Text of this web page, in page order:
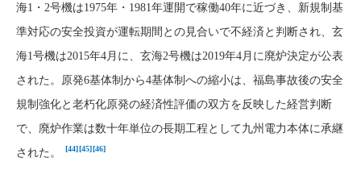
海1・2号機は1975年・1981年運開で稼働40年に近づき、新規制基
準対応の安全投資が運転期間との見合いで不経済と判断され、玄
海1号機は2015年4月に、玄海2号機は2019年4月に廃炉決定が公表
された。原発6基体制から4基体制への縮小は、福島事故後の安全
規制強化と老朽化原発の経済性評価の双方を反映した経営判断
で、廃炉作業は数十年単位の長期工程として九州電力本体に承継
された。
[44][45][46]